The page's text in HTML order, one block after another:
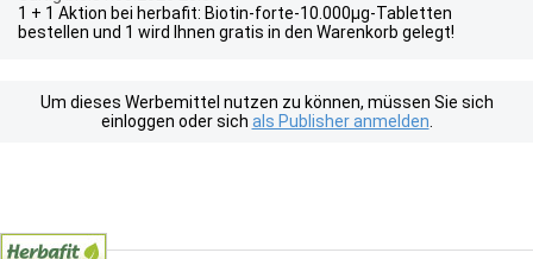
1 + 1 Aktion bei herbafit: Biotin-forte-10.000µg-Tabletten
bestellen und 1 wird Ihnen gratis in den Warenkorb gelegt!
Um dieses Werbemittel nutzen zu können, müssen Sie sich
einloggen oder sich als Publisher anmelden